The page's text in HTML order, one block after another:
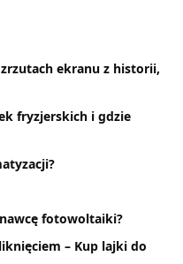
ekranu z historii,
fryzjerskich i gdzie
fotowoltaiki?
– Kup lajki do